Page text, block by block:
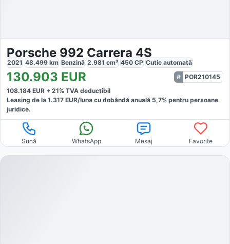
Porsche 992 Carrera 4S
2021 48.499 km Benzină 2.981 cm³ 450 CP Cutie automată
130.903 EUR
POR210145
108.184 EUR + 21% TVA deductibil
Leasing de la 1.317 EUR/luna cu dobăndă anuală 5,7% pentru persoane
juridice.
Sună WhatsApp Mesaj Favorite